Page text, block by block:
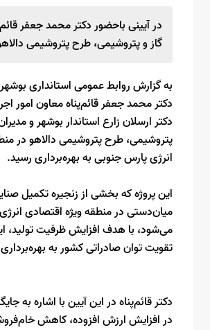
در آیینی باحضور دکتر محمد جعفر
گاز و پتروشیمی، طرح پتروشیمی
به گزارش روابط عمومی استانداری
دکتر محمد جعفر قائم‌پناه معاون امور
دکتر ارسلان زارع استاندار بوشهر و
پتروشیمی، طرح پتروشیمی دالاهو در
انرژی پارس جنوبی به بهره‌برداری رسید.
این پروژه که بخشی از زنجیره تکمیل
میان‌دستی در منطقه ویژه اقتصادی
می‌شود، با هدف افزایش ظرفیت تولید،
تقویت توان صادراتی کشور به
دکتر قائم‌پناه در این آیین با اشاره
در افزایش ارزش افزوده، کاهش